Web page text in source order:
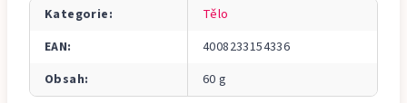
Kategorie:
Tělo
EAN:
4008233154336
Obsah: 60 g